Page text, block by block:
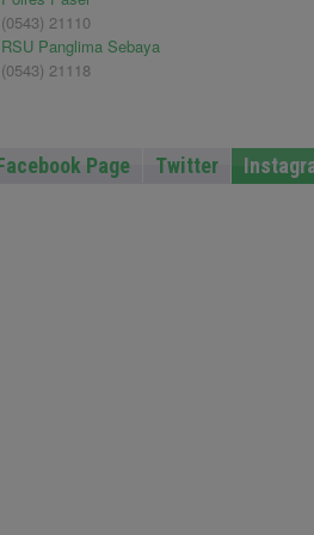
(0543) 21110
RSU Panglima Sebaya
(0543) 21118
Page Twitter